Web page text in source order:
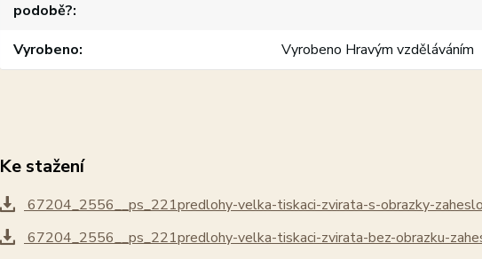
podobě?
Vyrobeno Vyrobeno Hravým vzděláváním
Ke stažení
67204_2556__ps_221predlohy-velka-tiskaci-zvirata-s-obrazky-
67204_2556__ps_221predlohy-velka-tiskaci-zvirata-bez-obrazku-